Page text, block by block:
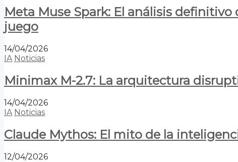
Meta Muse Spark: El análisis
juego
14/04/2026
IA Noticias
Minimax M-2.7: La arquitectura
14/04/2026
IA Noticias
Claude Mythos: El mito de la
12/04/2026